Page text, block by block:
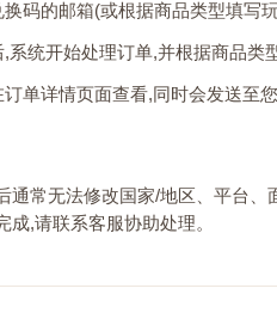
码的邮箱(或根据商品类型填写
系统开始处理订单,并根据商品类
订单详情页面查看,同时会发送至
通常无法修改国家/地区、平台
成,请联系客服协助处理。